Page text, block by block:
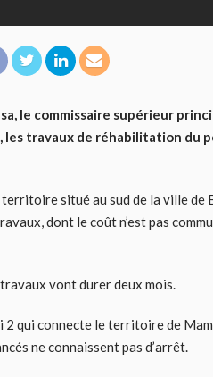
le commissaire supérieur
les travaux de réhabilitation du
situé au sud de la ville de
dont le coût n’est pas
vont durer deux mois.
qui connecte le territoire de
ne connaissent pas d’arrêt.